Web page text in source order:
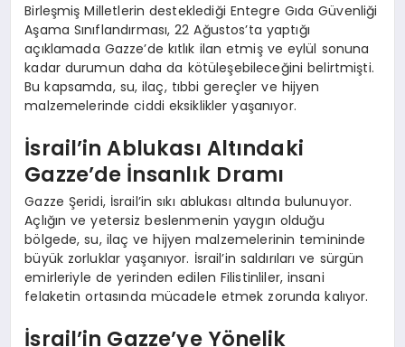
Birleşmiş Milletlerin desteklediği Entegre Gıda Güvenliği
Aşama Sınıflandırması, 22 Ağustos’ta yaptığı
açıklamada Gazze’de kıtlık ilan etmiş ve eylül sonuna
kadar durumun daha da kötüleşebileceğini belirtmişti.
Bu kapsamda, su, ilaç, tıbbi gereçler ve hijyen
malzemelerinde ciddi eksiklikler yaşanıyor.
İsrail’in Ablukası Altındaki
Gazze’de İnsanlık Dramı
Gazze Şeridi, İsrail’in sıkı ablukası altında bulunuyor.
Açlığın ve yetersiz beslenmenin yaygın olduğu
bölgede, su, ilaç ve hijyen malzemelerinin temininde
büyük zorluklar yaşanıyor. İsrail’in saldırıları ve sürgün
emirleriyle de yerinden edilen Filistinliler, insani
felaketin ortasında mücadele etmek zorunda kalıyor.
İsrail’in Gazze’ye Yönelik